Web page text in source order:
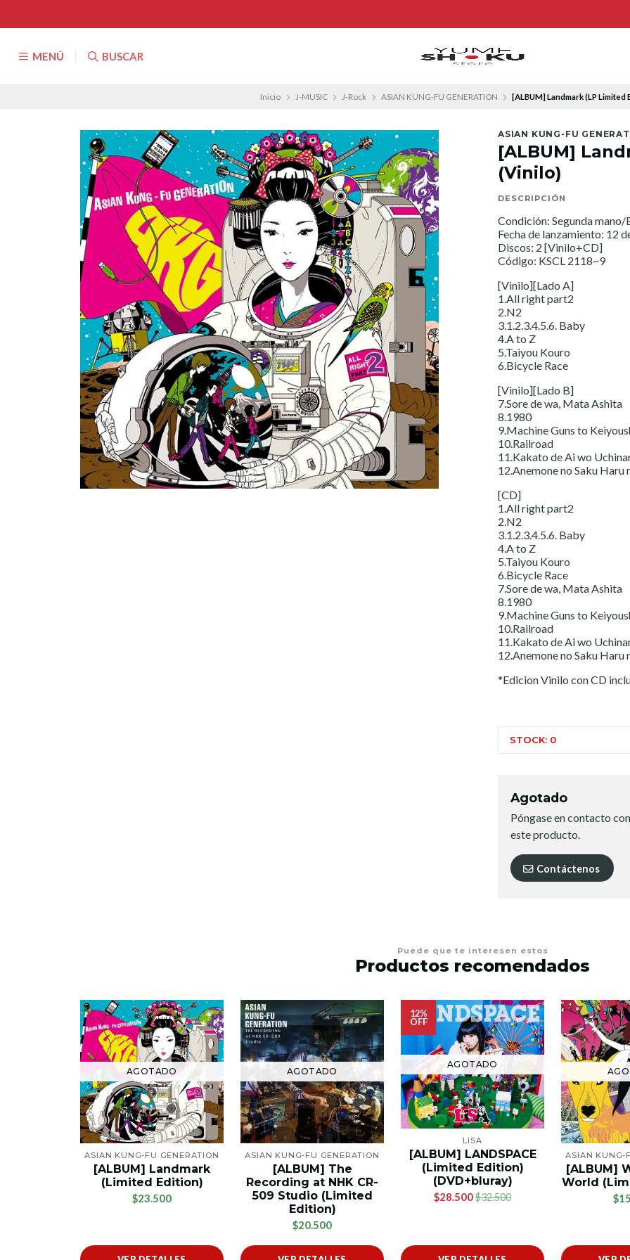
MENÚ BUSCAR
Inicio J-MUSIC J-Rock ASIAN KUNG-FU GENERATION [ALBUM] Landmark (LP Limited
ASIAN KUNG-FU
[ALBUM]
(Vinilo)
DESCRIPCIÓN
Condición: Segunda mano/
Fecha de lanzamiento: 12
Discos: 2 [Vinilo+CD]
Código: KSCL 2118~9
[Vinilo][Lado A]
1.All right part2
2.N2
3.1.2.3.4.5.6. Baby
4.A to Z
5.Taiyou Kouro
6.Bicycle Race
[Vinilo][Lado B]
7.Sore de wa, Mata Ashita
8.1980
9.Machine Guns to
10.Railroad
11.Kakato de Ai wo
12.Anemone no Saku Haru
[CD]
1.All right part2
2.N2
3.1.2.3.4.5.6. Baby
4.A to Z
5.Taiyou Kouro
6.Bicycle Race
7.Sore de wa, Mata Ashita
8.1980
9.Machine Guns to
10.Railroad
11.Kakato de Ai wo
12.Anemone no Saku Haru
*Edicion Vinilo con CD
STOCK: 0
Agotado
Póngase en contacto
este producto.
Contáctenos
Puede que te interesen estos
Productos recomendados
AGOTADO
ASIAN KUNG-FU GENERATION
[ALBUM] Landmark
(Limited Edition)
$23.500
AGOTADO
ASIAN KUNG-FU GENERATION
[ALBUM] The
Recording at NHK CR-
509 Studio (Limited
Edition)
$20.500
12%
OFF
AGOTADO
LISA
[ALBUM] LANDSPACE
(Limited Edition)
(DVD+bluray)
$28.500$32.500
ASIAN KUNG-
[ALBUM]
World